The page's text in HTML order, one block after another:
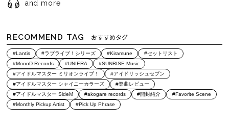
and more
RECOMMEND TAG おすすめタグ
#Lantis #ラブライブ！シリーズ #Kiramune
#セットリスト
#MoooD Records
#UNIERA
#SUNRISE Music
#アイドルマスター ミリオンライブ！
#アイドリッシュセブン
#アイドルマスター シャイニーカラーズ
#楽曲レビュー
#アイドルマスター SideM
#akogare records #開封紹介
#Favorite Scene
#Monthly Pickup Artist
#Pick Up Phrase